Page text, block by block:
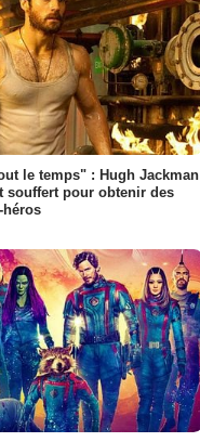
le temps" : Hugh Jackman
souffert pour obtenir des
héros